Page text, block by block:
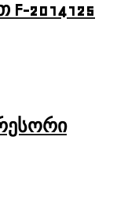
2014125